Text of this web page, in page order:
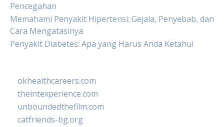
Pencegahan
Memahami Penyakit Hipertensi: Gejala, Penyebab, dan
Cara Mengatasinya
Penyakit Diabetes: Apa yang Harus Anda Ketahui
okhealthcareers.com
theintexperience.com
unboundedthefilm.com
catfriends-bg.org